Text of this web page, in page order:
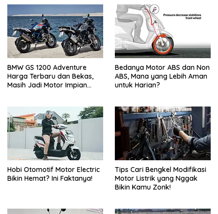
BMW GS 1200 Adventure
Harga Terbaru dan Bekas,
Masih Jadi Motor Impian
Bedanya Motor ABS dan Non
ABS, Mana yang Lebih Aman
untuk Harian?
Hobi Otomotif Motor Electric
Bikin Hemat? Ini Faktanya!
Tips Cari Bengkel Modifikasi
Motor Listrik yang Nggak
Bikin Kamu Zonk!